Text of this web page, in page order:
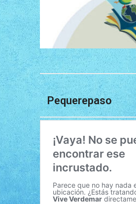
Pequerepaso